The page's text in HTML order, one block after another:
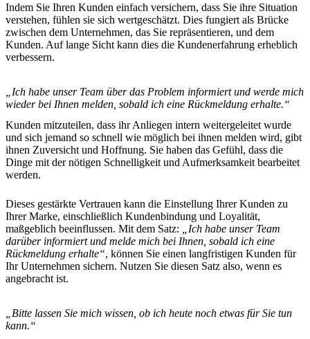
Indem Sie Ihren Kunden einfach versichern, dass Sie ihre Situation
verstehen, fühlen sie sich wertgeschätzt. Dies fungiert als Brücke
zwischen dem Unternehmen, das Sie repräsentieren, und dem
Kunden. Auf lange Sicht kann dies die Kundenerfahrung erheblich
verbessern.
„Ich habe unser Team über das Problem informiert und werde mich
wieder bei Ihnen melden, sobald ich eine Rückmeldung erhalte.“
Kunden mitzuteilen, dass ihr Anliegen intern weitergeleitet wurde
und sich jemand so schnell wie möglich bei ihnen melden wird, gibt
ihnen Zuversicht und Hoffnung. Sie haben das Gefühl, dass die
Dinge mit der nötigen Schnelligkeit und Aufmerksamkeit bearbeitet
werden.
Dieses gestärkte Vertrauen kann die Einstellung Ihrer Kunden zu
Ihrer Marke, einschließlich Kundenbindung und Loyalität,
maßgeblich beeinflussen. Mit dem Satz:
„Ich habe unser Team
darüber informiert und melde mich bei Ihnen, sobald ich eine
Rückmeldung erhalte“, können Sie einen langfristigen Kunden für
Ihr Unternehmen sichern. Nutzen Sie diesen Satz also, wenn es
angebracht ist.
„Bitte lassen Sie mich wissen, ob ich heute noch etwas für Sie tun
kann.“